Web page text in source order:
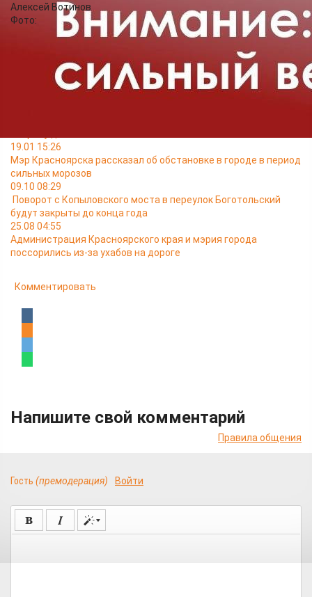
Алексей Вотинов
Фото:
25.05 16:45
Городские дорожники приступили к ремонту путепровода на
улице Авиаторов
19.01 15:26
Мэр Красноярска рассказал об обстановке в городе в период
сильных морозов
09.10 08:29
Поворот с Копыловского моста в переулок Боготольский
будут закрыты до конца года
25.08 04:55
Администрация Красноярского края и мэрия города
поссорились из-за ухабов на дороге
Комментировать
Напишите свой комментарий
Правила общения
Гость (премодерация) Войти